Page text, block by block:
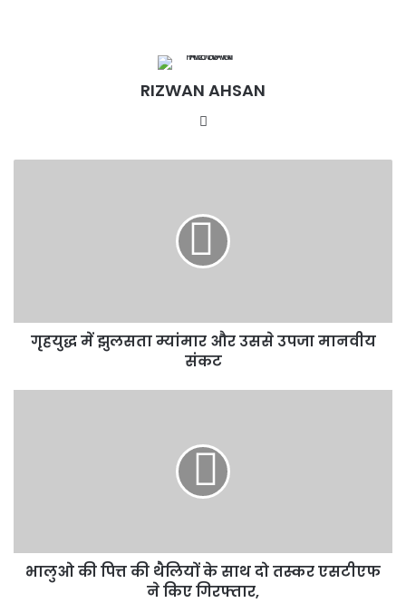
RIZWAN AHSAN
संकट
गृहयुद्ध में झुलसता म्यांमार और उससे उपजा मानवीय
संकट
तस्कर
एसटीएफ
भालुओ की पित्त की थैलियों के साथ दो तस्कर एसटीएफ
ने किए गिरफ्तार,